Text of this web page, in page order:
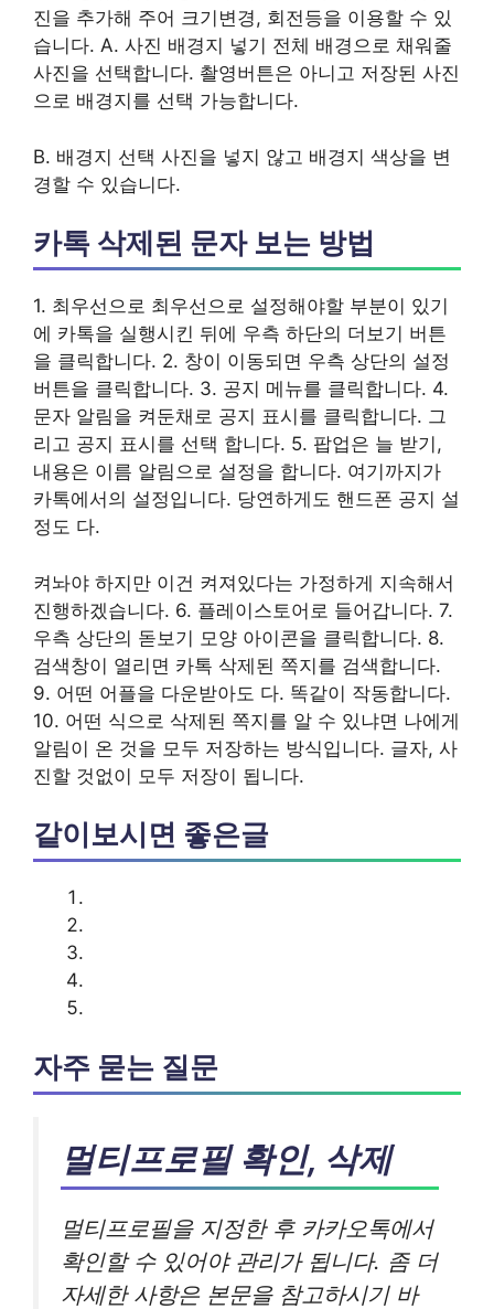
진을 추가해 주어 크기변경, 회전등을 이용할 수 있
습니다. A. 사진 배경지 넣기 전체 배경으로 채워줄
사진을 선택합니다. 촬영버튼은 아니고 저장된 사진
으로 배경지를 선택 가능합니다.
B. 배경지 선택 사진을 넣지 않고 배경지 색상을 변
경할 수 있습니다.
카톡 삭제된 문자 보는 방법
1. 최우선으로 최우선으로 설정해야할 부분이 있기
에 카톡을 실행시킨 뒤에 우측 하단의 더보기 버튼
을 클릭합니다. 2. 창이 이동되면 우측 상단의 설정
버튼을 클릭합니다. 3. 공지 메뉴를 클릭합니다. 4.
문자 알림을 켜둔채로 공지 표시를 클릭합니다. 그
리고 공지 표시를 선택 합니다. 5. 팝업은 늘 받기,
내용은 이름 알림으로 설정을 합니다. 여기까지가
카톡에서의 설정입니다. 당연하게도 핸드폰 공지 설
정도 다.
켜놔야 하지만 이건 켜져있다는 가정하게 지속해서
진행하겠습니다. 6. 플레이스토어로 들어갑니다. 7.
우측 상단의 돋보기 모양 아이콘을 클릭합니다. 8.
검색창이 열리면 카톡 삭제된 쪽지를 검색합니다.
9. 어떤 어플을 다운받아도 다. 똑같이 작동합니다.
10. 어떤 식으로 삭제된 쪽지를 알 수 있냐면 나에게
알림이 온 것을 모두 저장하는 방식입니다. 글자, 사
진할 것없이 모두 저장이 됩니다.
같이보시면 좋은글
자주 묻는 질문
멀티프로필 확인, 삭제
멀티프로필을 지정한 후 카카오톡에서
확인할 수 있어야 관리가 됩니다. 좀 더
자세한 사항은 본문을 참고하시기 바